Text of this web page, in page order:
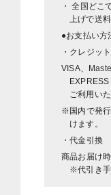
・ 全国どこ
上げで送
●お支払い方
・クレジッ
VISA、
ご利用い
※国内で発
けます。
・代金引換
商品お届け
※代引き